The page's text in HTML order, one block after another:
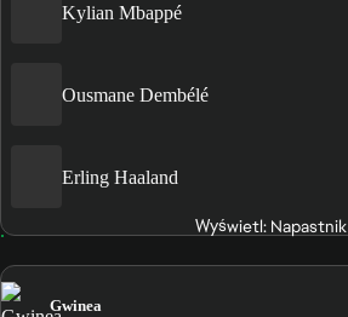
Kylian Mbappé
Ousmane Dembélé
Erling Haaland
Wyświetl: Napastnik
Gwinea